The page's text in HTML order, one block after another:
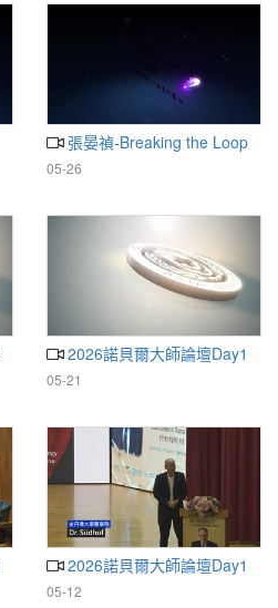
張晏禎-Breaking the Loop
05-26
2026諾貝爾大師論壇Day1
05-21
2026諾貝爾大師論壇Day1
05-12